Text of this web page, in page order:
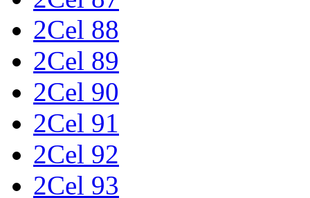
2Cel 88
2Cel 89
2Cel 90
2Cel 91
2Cel 92
2Cel 93